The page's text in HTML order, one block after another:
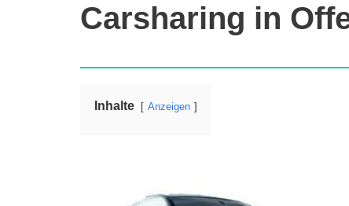
Carsharing in
Inhalte Anzeigen